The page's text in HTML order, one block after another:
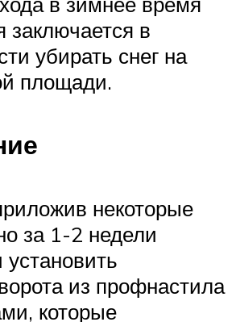
заключается в
убирать снег на
площади.
некоторые
за 1-2 недели
установить
из профнастила
которые